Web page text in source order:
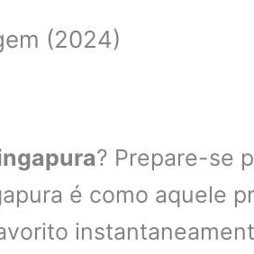
(2024)
? Prepare-se
é como aquele